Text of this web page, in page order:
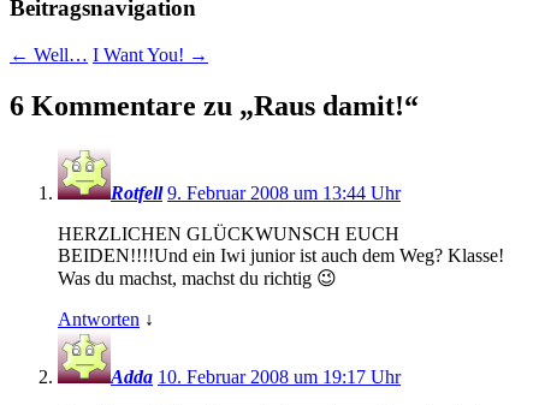
Beitragsnavigation
← Well… I Want You! →
6 Kommentare zu „Raus damit!“
Rotfell 9. Februar 2008 um 13:44 Uhr
HERZLICHEN GLÜCKWUNSCH EUCH
BEIDEN!!!!Und ein Iwi junior ist auch dem Weg? Klasse!
Was du machst, machst du richtig 😉
Antworten ↓
Adda 10. Februar 2008 um 19:17 Uhr